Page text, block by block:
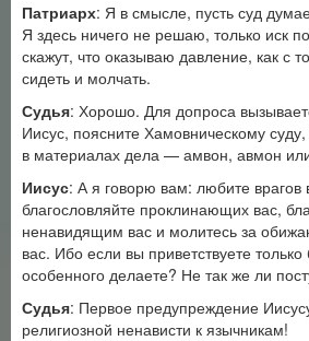
Патриарх: Я в смысле, пусть суд
Я здесь ничего не решаю, только иск
скажут, что оказываю давление, как с
сидеть и молчать.
Судья: Хорошо. Для допроса
Иисус, поясните Хамовническому
в материалах дела — амвон, авмон
Иисус: А я говорю вам: любите врагов
благословляйте проклинающих вас,
ненавидящим вас и молитесь за
вас. Ибо если вы приветствуете
особенного делаете? Не так же ли
Судья: Первое предупреждение
религиозной ненависти к язычникам!